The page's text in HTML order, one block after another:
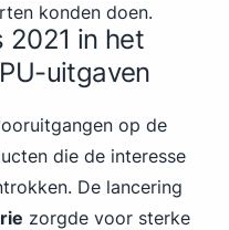
konden doen.
2021 in het
uitgaven
op de
die de interesse
De lancering
zorgde voor sterke